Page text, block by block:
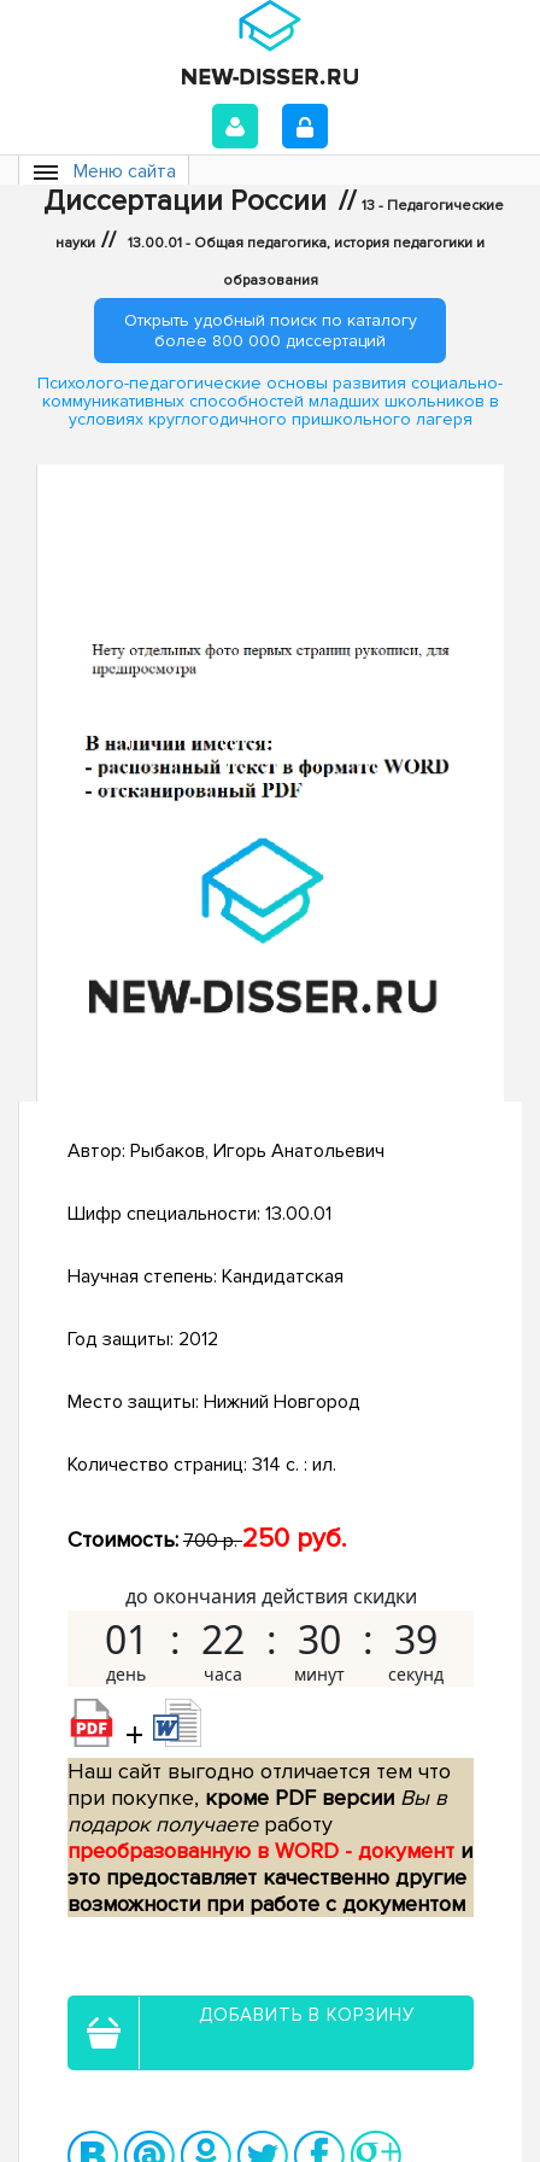
Меню сайта
Диссертации России // 13 - Педагогические
науки // 13.00.01 - Общая педагогика, история педагогики и
образования
Открыть удобный поиск по каталогу
более 800 000 диссертаций
Психолого-педагогические основы развития социально-
коммуникативных способностей младших школьников в
условиях круглогодичного пришкольного лагеря
Автор: Рыбаков, Игорь Анатольевич
Шифр специальности: 13.00.01
Научная степень: Кандидатская
Год защиты: 2012
Место защиты: Нижний Новгород
Количество страниц: 314 с. : ил.
Стоимость: 700 р.250 руб.
до окончания действия скидки
01 22 30 38
+
Наш сайт выгодно отличается тем что
при покупке, кроме PDF версии Вы в
подарок получаетеработу
преобразованную в WORD - документ и
это предоставляет качественно другие
возможности при работе с документом
ДОБАВИТЬ В КОРЗИНУ